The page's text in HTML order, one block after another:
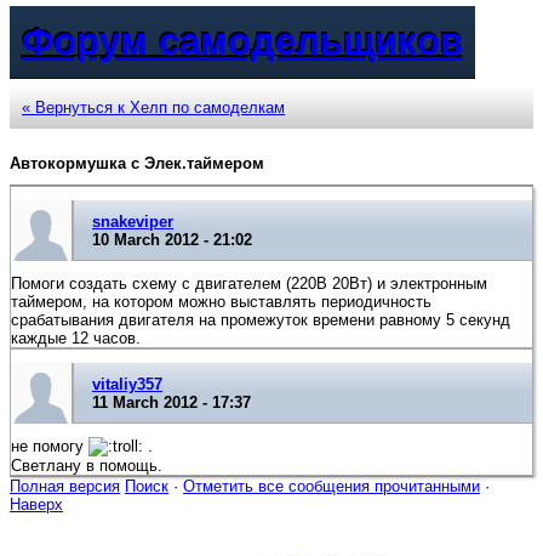
Форум самодельщиков
« Вернуться к Хелп по самоделкам
Автокормушка с Элек.таймером
snakeviper
10 March 2012 - 21:02
Помоги создать схему с двигателем (220В 20Вт) и электронным
таймером, на котором можно выставлять периодичность
срабатывания двигателя на промежуток времени равному 5 секунд
каждые 12 часов.
vitaliy357
11 March 2012 - 17:37
не помогу
Светлану в помощь.
Полная версия Поиск · Отметить все сообщения прочитанными ·
Наверх